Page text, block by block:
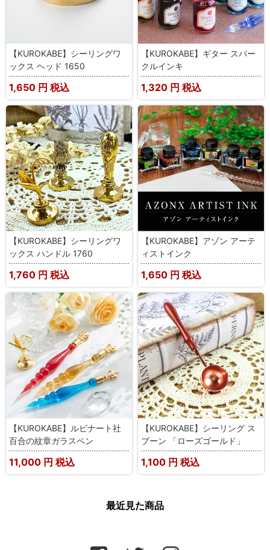
【KUROKABE】シーリングワ
ックス ヘッド 1650
1,650 円 税込
【KUROKABE】ギター スパー
クルインキ
1,320 円 税込
【KUROKABE】シーリングワ
ックス ハンドル 1760
1,760 円 税込
【KUROKABE】アゾン アーテ
ィストインク
1,650 円 税込
【KUROKABE】ルビナート社
百合の紋章ガラスペン
11,000 円 税込
【KUROKABE】シーリング ス
プーン 「ローズゴールド」
1,100 円 税込
最近見た商品